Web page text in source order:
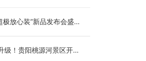
极放心装”新品发布会盛大
级！贵阳桃源河景区开